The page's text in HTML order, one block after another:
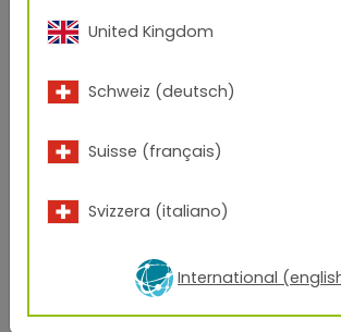
Grazie alla loro resistenza agli
esterne, come elementi di facciata,
agricole, telai di finestre, mobili da
due ruote, ecc.
United Kingdom
Schweiz (deutsch)
Suisse (français)
Svizzera (italiano)
International